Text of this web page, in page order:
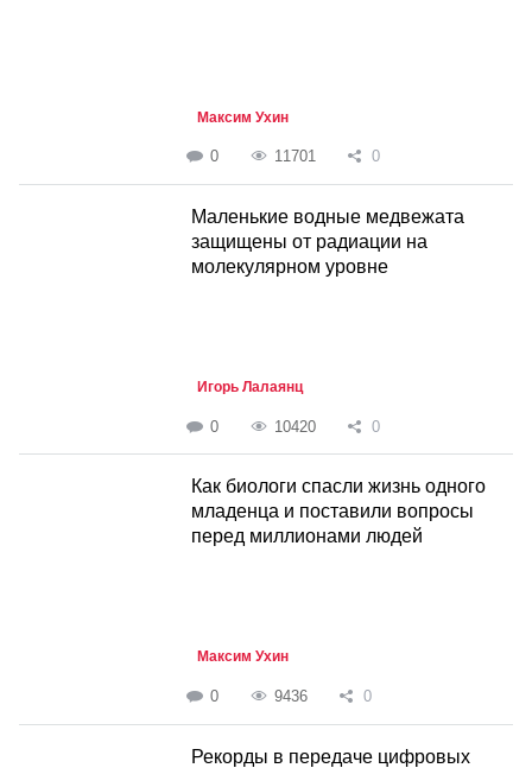
Максим Ухин
0 11701 0
Маленькие водные медвежата
защищены от радиации на
молекулярном уровне
Игорь Лалаянц
0 10420 0
Как биологи спасли жизнь одного
младенца и поставили вопросы
перед миллионами людей
Максим Ухин
0 9436 0
Рекорды в передаче цифровых